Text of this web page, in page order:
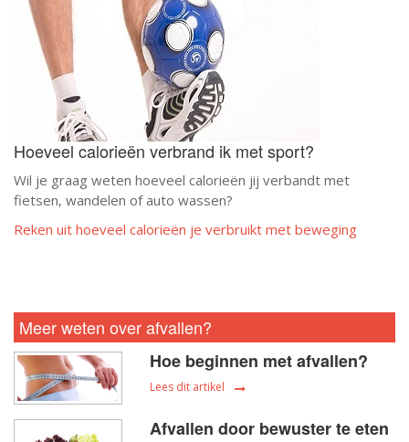
Hoeveel calorieën verbrand ik met sport?
Wil je graag weten hoeveel calorieën jij verbandt met
fietsen, wandelen of auto wassen?
Reken uit hoeveel calorieën je verbruikt met beweging
Meer weten over afvallen?
Hoe beginnen met afvallen?
Lees dit artikel
Afvallen door bewuster te eten